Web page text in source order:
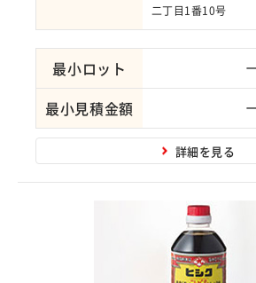
二丁目1番10号
最小ロット ー
最小見積金額 ー
詳細を見る